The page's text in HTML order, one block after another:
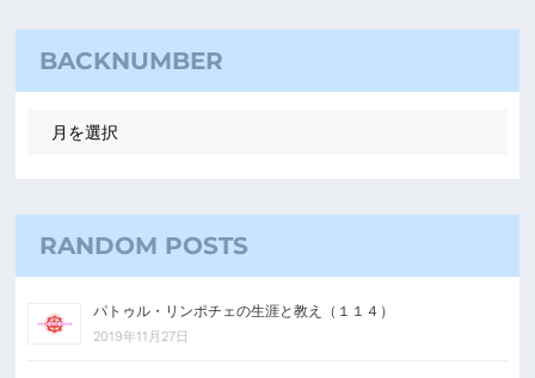
BACKNUMBER
RANDOM POSTS
パトゥル・リンポチェの生涯と教え（１１４）
2019年11月27日